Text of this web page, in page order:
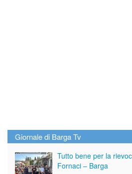
Giornale di Barga Tv
Tutto bene per la
Fornaci – Barga